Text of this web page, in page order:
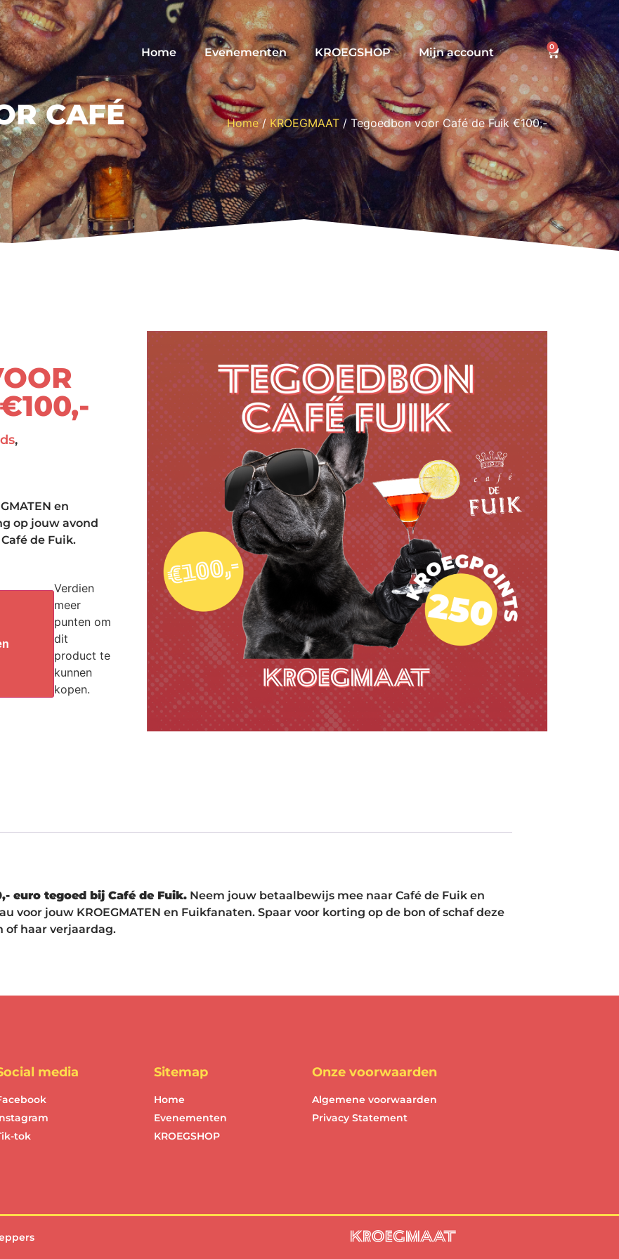
Home Evenementen KROEGSHOP Mijn account 0
CAFÉ
Home/ KROEGMAAT / Tegoedbon voor Café de Fuik €100,-
,
en
op jouw avond
de Fuik.
Verdien
meer
punten om
dit
product te
kunnen
kopen.
euro tegoed bij Café de Fuik. Neem jouw betaalbewijs mee naar Café de Fuik en
voor jouw KROEGMATEN en Fuikfanaten. Spaar voor korting op de bon of schaf deze
of haar verjaardag.
media
tok
Sitemap
Home
Evenementen
KROEGSHOP
Onze voorwaarden
Algemene voorwaarden
Privacy Statement